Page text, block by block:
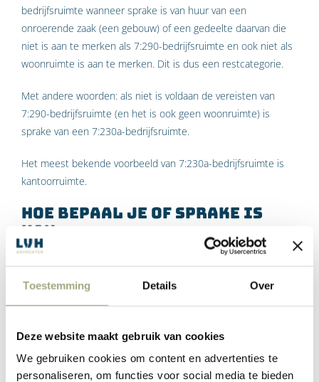
Toestemming Details Over
Deze website maakt gebruik van cookies
We gebruiken cookies om content en advertenties te
personaliseren, om functies voor social media te bieden
bedrijfsruimte wanneer sprake is van huur van een
onroerende zaak (een gebouw) of een gedeelte daarvan die
niet is aan te merken als 7:290-bedrijfsruimte en ook niet als
woonruimte is aan te merken. Dit is dus een restcategorie.
Met andere woorden: als niet is voldaan de vereisten van
7:290-bedrijfsruimte (en het is ook geen woonruimte) is
sprake van een 7:230a-bedrijfsruimte.
Het meest bekende voorbeeld van 7:230a-bedrijfsruimte is
kantoorruimte.
Hoe bepaal je of sprake is
van
middenstandsbedrijfsruimte
of overige bedrijfsruimte?
bedrijfsruimte. Soms is er zelfs een situatie waarbij sprake is
van een combinatie van beide huurregimes. De hoofdregel is
dan dat beide huurregimes naast elkaar van toepassing zijn